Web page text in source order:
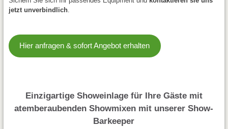
jetzt unverbindlich.
Hier anfragen & sofort Angebot erhalten
Einzigartige Showeinlage für Ihre Gäste mit
atemberaubenden Showmixen mit unserer Show-
Barkeeper